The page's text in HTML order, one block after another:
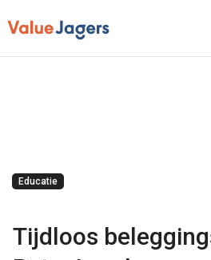
Educatie
Tijdloos